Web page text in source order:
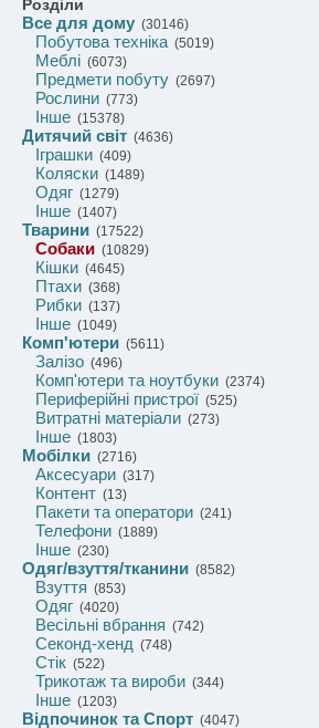
Розділи
Все для дому (30146)
Побутова техніка(5019)
Меблі (6073)
Предмети побуту (2697)
Рослини (773)
Інше (15378)
Дитячий світ (4636)
Іграшки (409)
Коляски (1489)
Одяг (1279)
Інше (1407)
Тварини (17522)
Собаки (10829)
Кішки (4645)
Птахи (368)
Рибки (137)
Інше (1049)
Комп'ютери (5611)
Залізо (496)
Комп'ютери та ноутбуки (2374)
Периферійні пристрої (525)
Витратні матеріали (273)
Інше (1803)
Мобілки (2716)
Аксесуари (317)
Контент (13)
Пакети та оператори (241)
Телефони (1889)
Інше (230)
Одяг/взуття/тканини (8582)
Взуття (853)
Одяг (4020)
Весільні вбрання (742)
Секонд-хенд (748)
Стік (522)
Трикотаж та вироби (344)
Інше (1203)
Відпочинок та Спорт (4047)